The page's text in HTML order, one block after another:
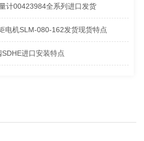
计00423984全系列进口发货
电机SLM-080-162发货现货特点
进口安装特点